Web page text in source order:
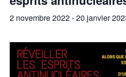
2 novembre 2022-20 janvier